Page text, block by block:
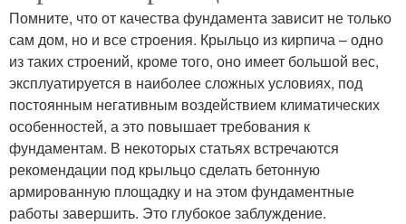
Помните, что от качества фундамента зависит не только
сам дом, но и все строения. Крыльцо из кирпича – одно
из таких строений, кроме того, оно имеет большой вес,
эксплуатируется в наиболее сложных условиях, под
постоянным негативным воздействием климатических
особенностей, а это повышает требования к
фундаментам. В некоторых статьях встречаются
рекомендации под крыльцо сделать бетонную
армированную площадку и на этом фундаментные
работы завершить. Это глубокое заблуждение.